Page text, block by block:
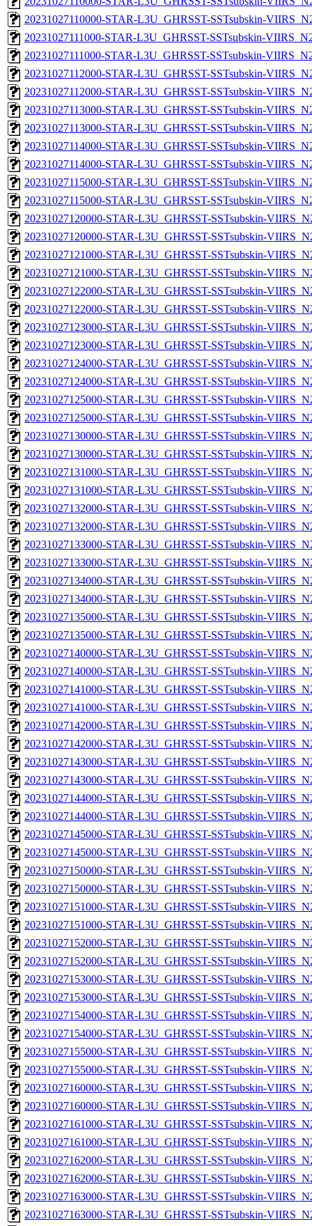
20231027110000-STAR-L3U_GHRSST-SSTsubskin-
20231027111000-STAR-L3U_GHRSST-SSTsubskin-
20231027111000-STAR-L3U_GHRSST-SSTsubskin-
20231027112000-STAR-L3U_GHRSST-SSTsubskin-
20231027112000-STAR-L3U_GHRSST-SSTsubskin-
20231027113000-STAR-L3U_GHRSST-SSTsubskin-
20231027113000-STAR-L3U_GHRSST-SSTsubskin-
20231027114000-STAR-L3U_GHRSST-SSTsubskin-
20231027114000-STAR-L3U_GHRSST-SSTsubskin-
20231027115000-STAR-L3U_GHRSST-SSTsubskin-
20231027115000-STAR-L3U_GHRSST-SSTsubskin-
20231027120000-STAR-L3U_GHRSST-SSTsubskin-
20231027120000-STAR-L3U_GHRSST-SSTsubskin-
20231027121000-STAR-L3U_GHRSST-SSTsubskin-
20231027121000-STAR-L3U_GHRSST-SSTsubskin-
20231027122000-STAR-L3U_GHRSST-SSTsubskin-
20231027122000-STAR-L3U_GHRSST-SSTsubskin-
20231027123000-STAR-L3U_GHRSST-SSTsubskin-
20231027123000-STAR-L3U_GHRSST-SSTsubskin-
20231027124000-STAR-L3U_GHRSST-SSTsubskin-
20231027124000-STAR-L3U_GHRSST-SSTsubskin-
20231027125000-STAR-L3U_GHRSST-SSTsubskin-
20231027125000-STAR-L3U_GHRSST-SSTsubskin-
20231027130000-STAR-L3U_GHRSST-SSTsubskin-
20231027130000-STAR-L3U_GHRSST-SSTsubskin-
20231027131000-STAR-L3U_GHRSST-SSTsubskin-
20231027131000-STAR-L3U_GHRSST-SSTsubskin-
20231027132000-STAR-L3U_GHRSST-SSTsubskin-
20231027132000-STAR-L3U_GHRSST-SSTsubskin-
20231027133000-STAR-L3U_GHRSST-SSTsubskin-
20231027133000-STAR-L3U_GHRSST-SSTsubskin-
20231027134000-STAR-L3U_GHRSST-SSTsubskin-
20231027134000-STAR-L3U_GHRSST-SSTsubskin-
20231027135000-STAR-L3U_GHRSST-SSTsubskin-
20231027135000-STAR-L3U_GHRSST-SSTsubskin-
20231027140000-STAR-L3U_GHRSST-SSTsubskin-
20231027140000-STAR-L3U_GHRSST-SSTsubskin-
20231027141000-STAR-L3U_GHRSST-SSTsubskin-
20231027141000-STAR-L3U_GHRSST-SSTsubskin-
20231027142000-STAR-L3U_GHRSST-SSTsubskin-
20231027142000-STAR-L3U_GHRSST-SSTsubskin-
20231027143000-STAR-L3U_GHRSST-SSTsubskin-
20231027143000-STAR-L3U_GHRSST-SSTsubskin-
20231027144000-STAR-L3U_GHRSST-SSTsubskin-
20231027144000-STAR-L3U_GHRSST-SSTsubskin-
20231027145000-STAR-L3U_GHRSST-SSTsubskin-
20231027145000-STAR-L3U_GHRSST-SSTsubskin-
20231027150000-STAR-L3U_GHRSST-SSTsubskin-
20231027150000-STAR-L3U_GHRSST-SSTsubskin-
20231027151000-STAR-L3U_GHRSST-SSTsubskin-
20231027151000-STAR-L3U_GHRSST-SSTsubskin-
20231027152000-STAR-L3U_GHRSST-SSTsubskin-
20231027152000-STAR-L3U_GHRSST-SSTsubskin-
20231027153000-STAR-L3U_GHRSST-SSTsubskin-
20231027153000-STAR-L3U_GHRSST-SSTsubskin-
20231027154000-STAR-L3U_GHRSST-SSTsubskin-
20231027154000-STAR-L3U_GHRSST-SSTsubskin-
20231027155000-STAR-L3U_GHRSST-SSTsubskin-
20231027155000-STAR-L3U_GHRSST-SSTsubskin-
20231027160000-STAR-L3U_GHRSST-SSTsubskin-
20231027160000-STAR-L3U_GHRSST-SSTsubskin-
20231027161000-STAR-L3U_GHRSST-SSTsubskin-
20231027161000-STAR-L3U_GHRSST-SSTsubskin-
20231027162000-STAR-L3U_GHRSST-SSTsubskin-
20231027162000-STAR-L3U_GHRSST-SSTsubskin-
20231027163000-STAR-L3U_GHRSST-SSTsubskin-
20231027163000-STAR-L3U_GHRSST-SSTsubskin-